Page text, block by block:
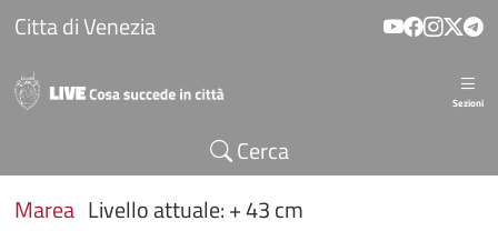
Salta al contenuto principale
Citta di Venezia
Sezioni
Cerca
Marea Livello attuale: + 43 cm